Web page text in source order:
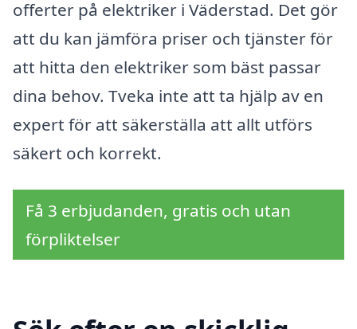
offerter på elektriker i Väderstad. Det gör
att du kan jämföra priser och tjänster för
att hitta den elektriker som bäst passar
dina behov. Tveka inte att ta hjälp av en
expert för att säkerställa att allt utförs
säkert och korrekt.
Få 3 erbjudanden, gratis och utan
förpliktelser